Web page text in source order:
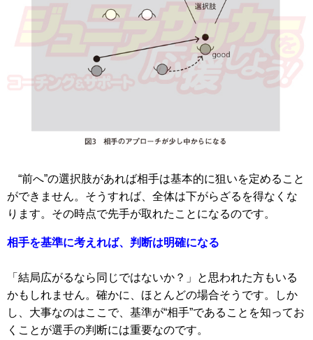
“前へ”の選択肢があれば相手は基本的に狙いを定めること
ができません。そうすれば、全体は下がらざるを得なくな
ります。その時点で先手が取れたことになるのです。
相手を基準に考えれば、判断は明確になる
「結局広がるなら同じではないか？」と思われた方もいる
かもしれません。確かに、ほとんどの場合そうです。しか
し、大事なのはここで、基準が“相手”であることを知ってお
くことが選手の判断には重要なのです。